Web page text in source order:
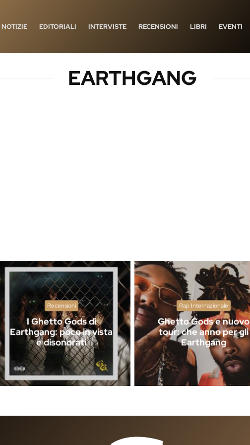
NOTIZIE EDITORIALI INTERVISTE RECENSIONI LIBRI EVENTI
EARTHGANG
Recensioni
I Ghetto Gods di
Earthgang: poco in vista
e disonorati
Rap Internazionale
Ghetto Gods e nuovo
tour: che anno per gli
Earthgang